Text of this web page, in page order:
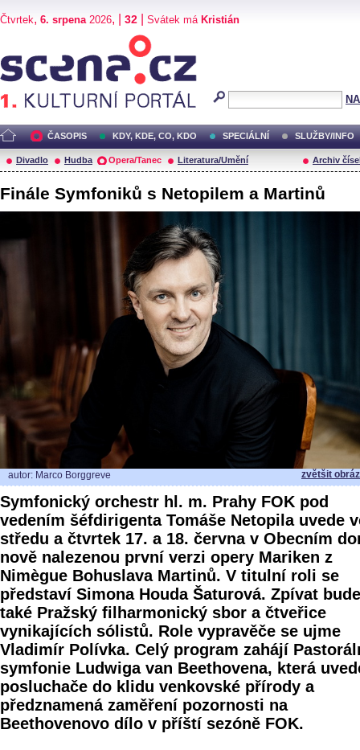
Čtvrtek, 6. srpena2026, | 32 Svátek má Kristián
ČASOPIS KDY, KDE, CO, KDO SPECIÁLNÍ SLUŽBY/INFO
Divadlo Hudba Opera/Tanec Literatura/Umění Archiv
Finále Symfoniků s Netopilem a Martinů
autor: Marco Borggreve zvětšit
Symfonický orchestr hl. m. Prahy FOK pod
vedením šéfdirigenta Tomáše Netopila uvede
středu a čtvrtek 17. a 18. června v Obecním
nově nalezenou první verzi opery Mariken z
Nimègue Bohuslava Martinů. V titulní roli se
představí Simona Houda Šaturová. Zpívat bude
také Pražský filharmonický sbor a čtveřice
vynikajících sólistů. Role vypravěče se ujme
Vladimír Polívka. Celý program zahájí
symfonie Ludwiga van Beethovena, která
posluchače do klidu venkovské přírody a
předznamená zaměření pozornosti na
Beethovenovo dílo v příští sezóně FOK.